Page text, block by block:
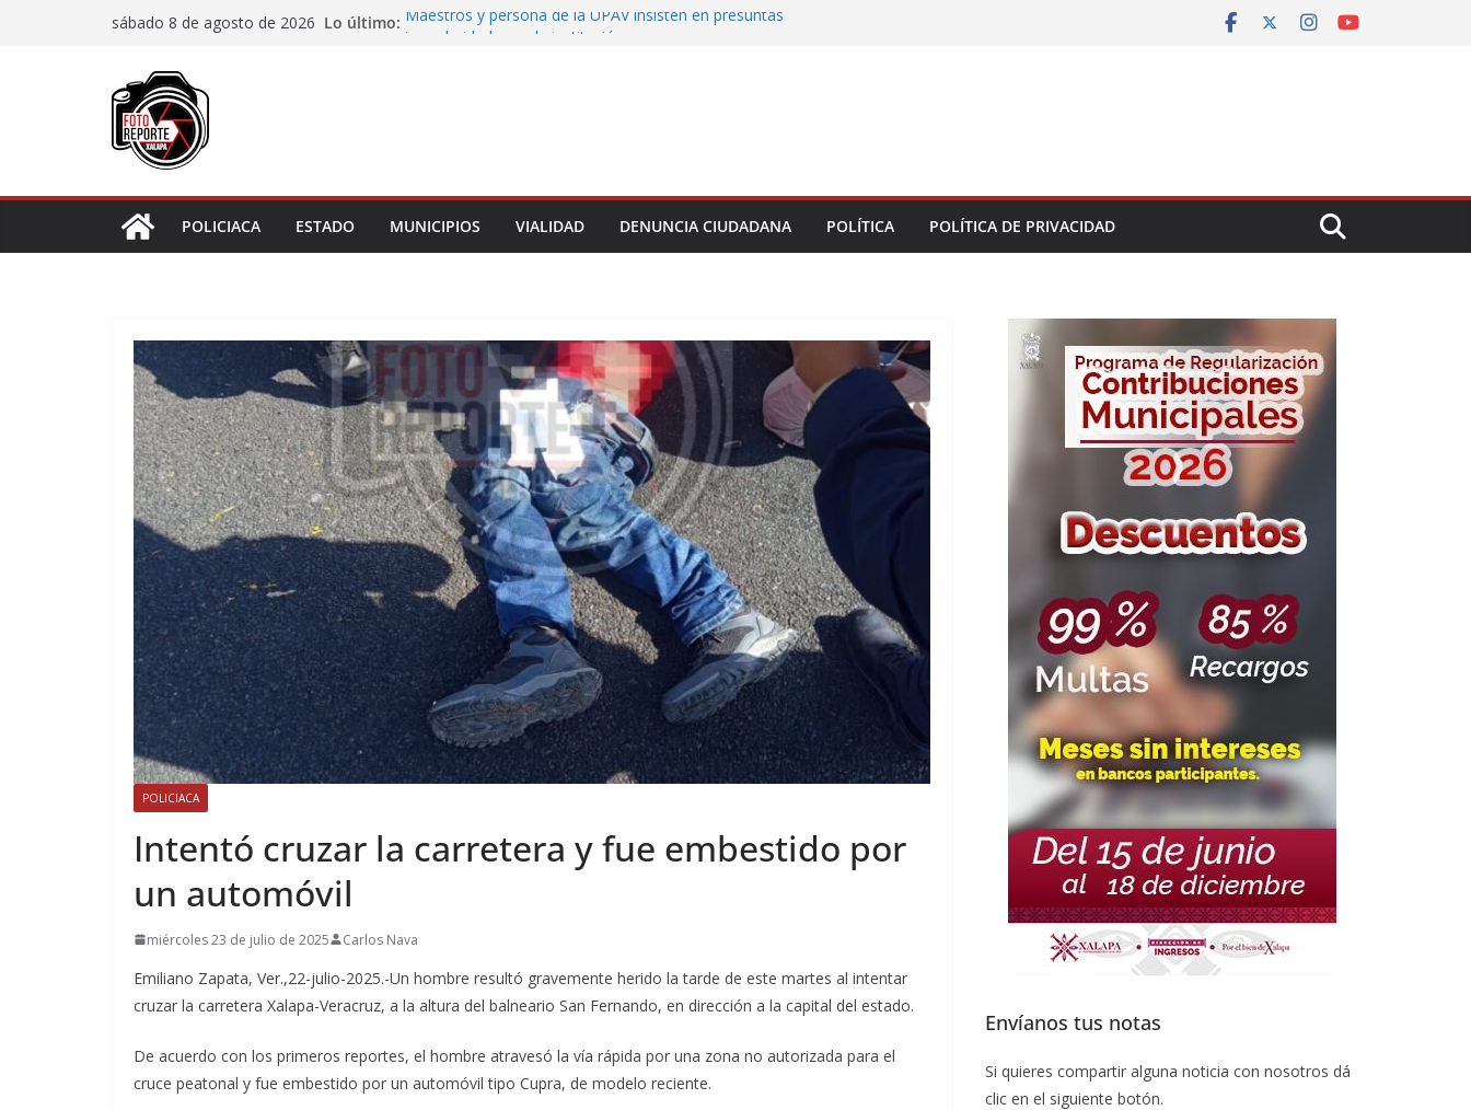
sábado 8 de agosto de 2026 Lo último: Maestros y persona de la UPAV insisten en presuntas
Impulsa Ayuntamiento de Veracruz la cultura de la prevención
en la niñez del municipio
POLICIACA ESTADO MUNICIPIOS VIALIDAD DENUNCIA CIUDADANA POLÍTICA POLÍTICA DE PRIVACIDAD
POLICIACA
Intentó cruzar la carretera y fue embestido por
un automóvil
miércoles 23 de julio de 2025 Carlos Nava
Emiliano Zapata, Ver.,22-julio-2025.-Un hombre resultó gravemente herido la tarde de este martes al intentar
cruzar la carretera Xalapa-Veracruz, a la altura del balneario San Fernando, en dirección a la capital del estado.
De acuerdo con los primeros reportes, el hombre atravesó la vía rápida por una zona no autorizada para el
cruce peatonal y fue embestido por un automóvil tipo Cupra, de modelo reciente.
Envíanos tus notas
Si quieres compartir alguna noticia con nosotros dá
clic en el siguiente botón.